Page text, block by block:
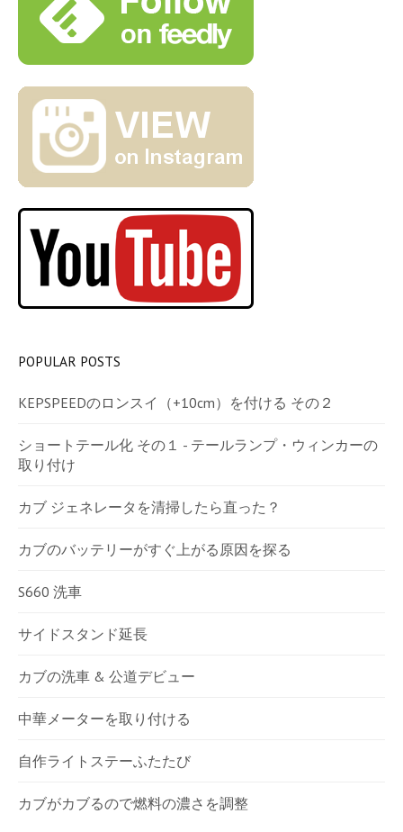
POPULAR POSTS
KEPSPEEDのロンスイ（+10cm）を付ける その２
ショートテール化 その１ - テールランプ・ウィンカーの
取り付け
カブ ジェネレータを清掃したら直った？
カブのバッテリーがすぐ上がる原因を探る
S660 洗車
サイドスタンド延長
カブの洗車 & 公道デビュー
中華メーターを取り付ける
自作ライトステーふたたび
カブがカブるので燃料の濃さを調整